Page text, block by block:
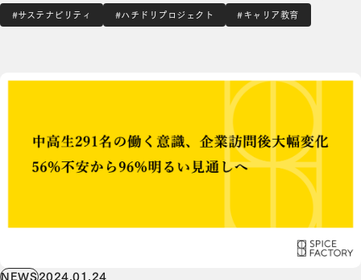
掲載されました。 記事内では、当社取締役COO小島の授業
未来ある中高生のキャリア教育…
#サステナビリティ #ハチドリプロジェクト #キャリア教育
NEWS2024.01.24